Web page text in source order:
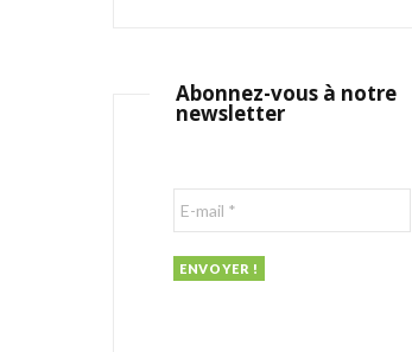
Abonnez-vous à notre
newsletter